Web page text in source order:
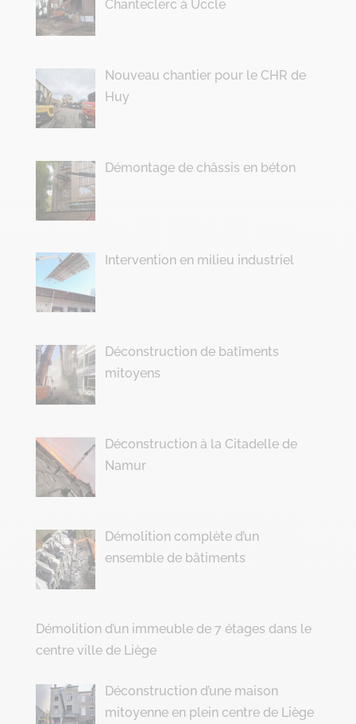
Chanteclerc à Uccle
Nouveau chantier pour le CHR de
Huy
Démontage de châssis en béton
Intervention en milieu industriel
Déconstruction de batîments
mitoyens
Déconstruction à la Citadelle de
Namur
Démolition complète d’un
ensemble de bâtiments
Démolition d’un immeuble de 7 étages dans le
centre ville de Liège
Déconstruction d’une maison
mitoyenne en plein centre de Liège